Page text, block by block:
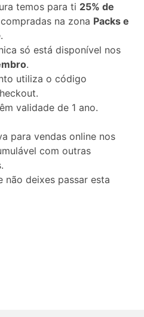
temos para ti 25% de
na zona Packs e
só está disponível nos
.
utiliza o código
validade de 1 ano.
para vendas online nos
com outras
não deixes passar esta